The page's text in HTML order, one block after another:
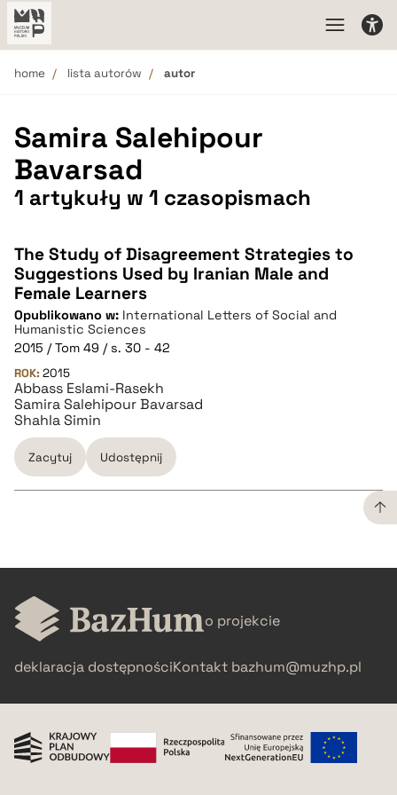
home lista autorów autor
Samira Salehipour
Bavarsad
1 artykuły w 1 czasopismach
The Study of Disagreement Strategies to
Suggestions Used by Iranian Male and
Female Learners
Opublikowano w: International Letters of Social and
Humanistic Sciences
2015 / Tom 49 / s. 30 - 42
ROK: 2015
Abbass Eslami-Rasekh
Samira Salehipour Bavarsad
Shahla Simin
Zacytuj Udostępnij
pobierz cytat
pobierz cytat
o projekcie
deklaracja dostępnościKontakt bazhum@muzhp.pl